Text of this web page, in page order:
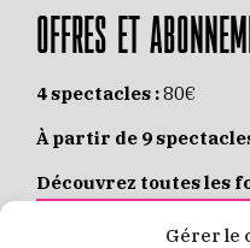
Gérer le
OFFRES ET
4 spectacles :80€
À partir de 9
Découvrez toutes les
JE M’ABONNE EN LIGNE